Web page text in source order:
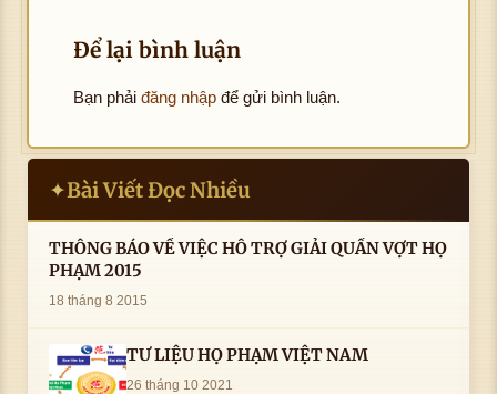
Để lại bình luận
Bạn phải đăng nhập để gửi bình luận.
✦Bài Viết Đọc Nhiều
THÔNG BÁO VỀ VIỆC HỖ TRỢ GIẢI QUẦN VỢT HỌ
PHẠM 2015
18 tháng 8 2015
TƯ LIỆU HỌ PHẠM VIỆT NAM
26 tháng 10 2021